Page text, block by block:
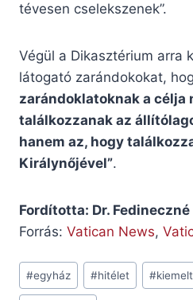
tévesen cselekszenek”.
Végül a Dikasztérium arra
látogató zarándokokat,
zarándoklatoknak a célja
találkozzanak az
hanem az, hogy
Királynőjével”.
Fordította: Dr.
Forrás: Vatican News,
Post
Tags:
#egyház #hitélet #kiemelt